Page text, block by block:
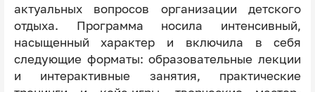
актуальных вопросов организации детского
отдыха. Программа носила интенсивный,
насыщенный характер и включила в себя
следующие форматы: образовательные лекции
и интерактивные занятия, практические